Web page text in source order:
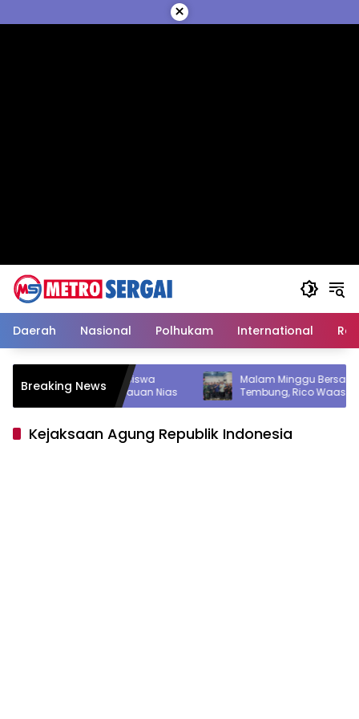
ke
×
Daerah Nasional Polhukam International
Breaking News
Beasiswa
Kepulauan Nias
Malam Minggu Bersama Warga Medan
Tembung, Rico Waas Serap Aspirasi
Kejaksaan Agung Republik Indonesia